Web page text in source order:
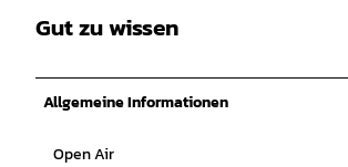
Gut zu wissen
Allgemeine Informationen
Open Air